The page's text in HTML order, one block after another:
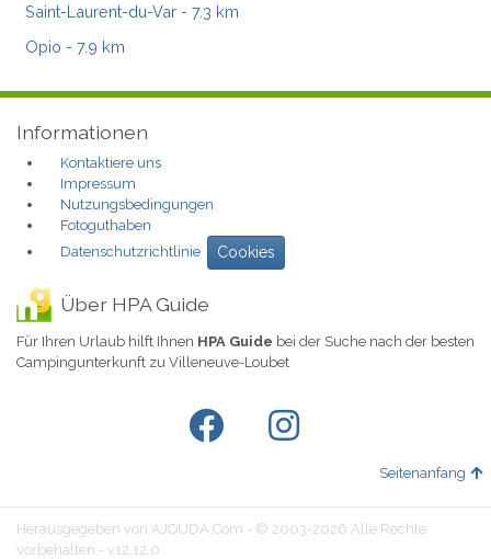
Saint-Laurent-du-Var - 7.3 km
Opio - 7.9 km
Informationen
Kontaktiere uns
Impressum
Nutzungsbedingungen
Fotoguthaben
Datenschutzrichtlinie
Cookies
Über HPA Guide
Für Ihren Urlaub hilft Ihnen HPA Guide bei der Suche nach der besten
Campingunterkunft zu Villeneuve-Loubet
Seitenanfang
Herausgegeben von AJOUDA.Com - © 2003-2026 Alle Rechte
vorbehalten - v12.12.0